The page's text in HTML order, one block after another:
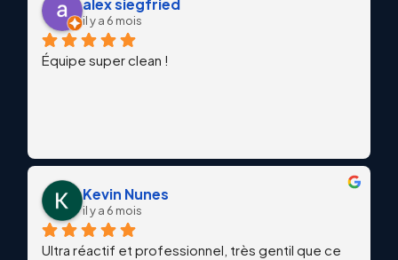
il y a 6 mois
Équipe super clean !
Kevin Nunes
il y a 6 mois
Ultra réactif et professionnel, très gentil que ce